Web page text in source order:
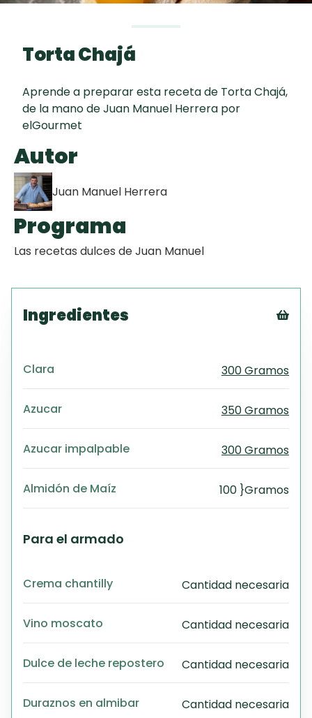
Tiramisú
Torta Chajá
Aprende a preparar esta receta de Torta Chajá,
de la mano de Juan Manuel Herrera por
elGourmet
Autor
Juan Manuel Herrera
Programa
Las recetas dulces de Juan Manuel
Ingredientes
Clara 300 Gramos
Azucar 350 Gramos
Azucar impalpable 300 Gramos
Almidón de Maíz 100 }Gramos
Para el armado
Crema chantilly Cantidad necesaria
Vino moscato Cantidad necesaria
Dulce de leche repostero Cantidad necesaria
Duraznos en almibar Cantidad necesaria